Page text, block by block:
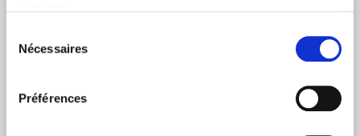
Nécessaires
Préférences
Newsletters (Plénière, Événements, Campagnes)
Pays